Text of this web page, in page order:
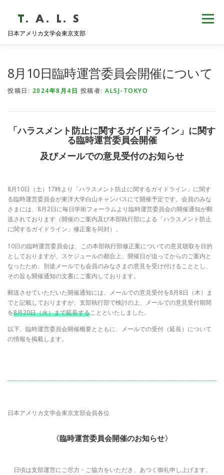
ツ
日本アメリカ文学会東京支部
メニュー
8月10日臨時運営委員会開催について
投稿日: 2024年8月4日 投稿者: ALSJ-TOKYO
「ハラスメント防止に関するガイドライン」に関す
る臨時運営委員会開催
及びメールでの意見受付のお知らせ
8月10日（土）17時より「ハラスメント防止に関するガイドライン」に関す
る臨時運営委員会が東洋大学白山キャンパスにて開催予定です。会員のみな
さまには、8月2日に毎日学術フォーラムより臨時運営委員会の開催通知が郵
送されております（開催のご案内及び本部執行部による「ハラスメント防止
に関するガイドライン」修正案を同封）。
10日の臨時運営委員会は、この本部執行部修正案についての意見聴取を目的
としておりますが、スケジュールの都合上、開催日が迫ってからのご案内と
なったため、別途メールでも会員のみなさまの意見を受け付けることとし、
その旨も開催通知の文書にご案内しております。
郵送させていただいた開催通知には、メールでの意見受付を8月8日（木）ま
でと記載しておりますが、支部執行部で検討の上、メールでの意見受付期間
を8月20日（火）まで延長することといたしました。
以下、臨時運営委員会開催概要とともに、メールでの受付（延長）について
の情報を掲載します。
日本アメリカ文学会東京支部会員各位
〈臨時運営委員会開催のお知らせ〉
日頃は支部運営にご尽力・ご協力をいただき、あつく御礼申し上げます。